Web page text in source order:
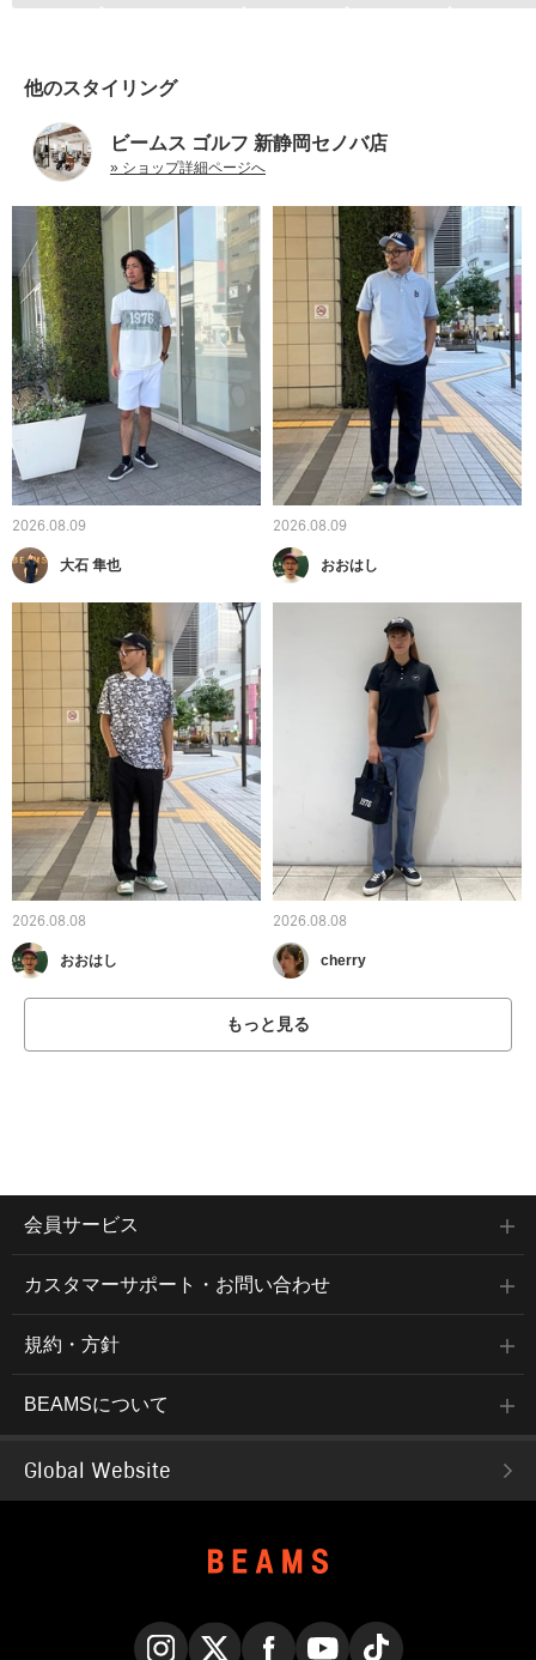
他のスタイリング
ビームス ゴルフ 新静岡セノバ店
» ショップ詳細ページへ
2026.08.09
大石 隼也
2026.08.09
おおはし
2026.08.08
おおはし
2026.08.08
cherry
もっと見る
会員サービス
カスタマーサポート・お問い合わせ
規約・方針
BEAMSについて
Global Website